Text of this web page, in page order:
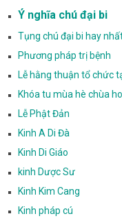
Ý nghĩa chú đại bi
Tụng chú đại bi hay
Phương pháp trị bệnh
Lễ hằng thuận tổ chức
Khóa tu mùa hè chùa
Lễ Phật Đản
Kinh A Di Đà
Kinh Di Giáo
kinh Dược Sư
Kinh Kim Cang
Kinh pháp cú